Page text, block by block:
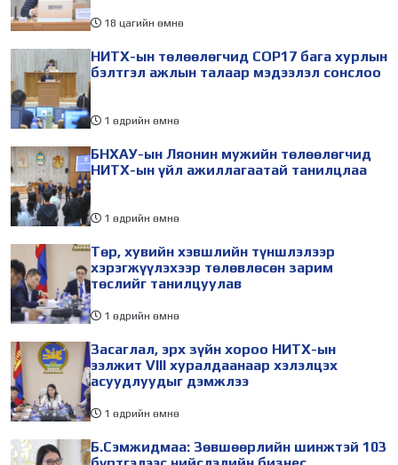
18 цагийн өмнө
НИТХ-ын төлөөлөгчид COP17 бага хурлын
бэлтгэл ажлын талаар мэдээлэл сонслоо
1 өдрийн өмнө
БНХАУ-ын Ляонин мужийн төлөөлөгчид
НИТХ-ын үйл ажиллагаатай танилцлаа
1 өдрийн өмнө
Төр, хувийн хэвшлийн түншлэлээр
хэрэгжүүлэхээр төлөвлөсөн зарим
төслийг танилцуулав
1 өдрийн өмнө
Засаглал, эрх зүйн хороо НИТХ-ын
ээлжит VIII хуралдаанаар хэлэлцэх
асуудлуудыг дэмжлээ
1 өдрийн өмнө
Б.Сэмжидмаа: Зөвшөөрлийн шинжтэй 103